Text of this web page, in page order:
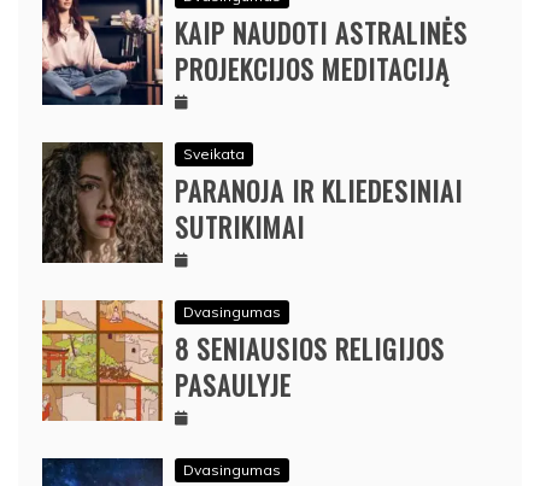
KAIP NAUDOTI ASTRALINĖS
PROJEKCIJOS MEDITACIJĄ
Sveikata
PARANOJA IR KLIEDESINIAI
SUTRIKIMAI
Dvasingumas
8 SENIAUSIOS RELIGIJOS
PASAULYJE
Dvasingumas